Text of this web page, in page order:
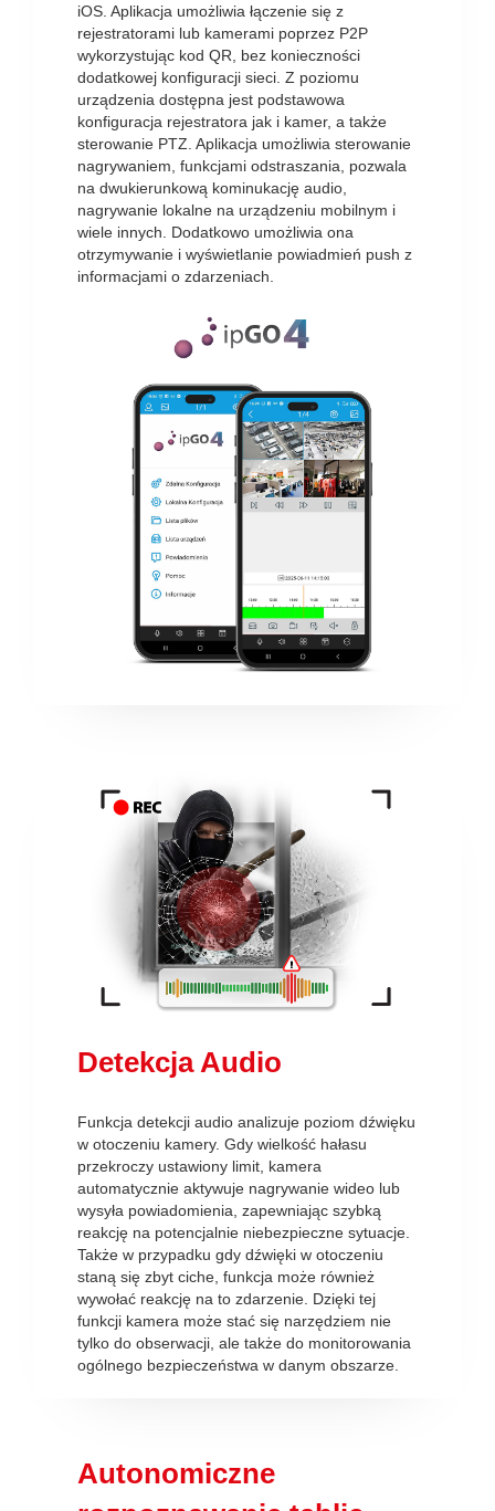
iOS. Aplikacja umożliwia łączenie się z
rejestratorami lub kamerami poprzez P2P
wykorzystując kod QR, bez konieczności
dodatkowej konfiguracji sieci. Z poziomu
urządzenia dostępna jest podstawowa
konfiguracja rejestratora jak i kamer, a także
sterowanie PTZ. Aplikacja umożliwia sterowanie
nagrywaniem, funkcjami odstraszania, pozwala
na dwukierunkową kominukację audio,
nagrywanie lokalne na urządzeniu mobilnym i
wiele innych. Dodatkowo umożliwia ona
otrzymywanie i wyświetlanie powiadmień push z
informacjami o zdarzeniach.
Detekcja Audio
Funkcja detekcji audio analizuje poziom dźwięku
w otoczeniu kamery. Gdy wielkość hałasu
przekroczy ustawiony limit, kamera
automatycznie aktywuje nagrywanie wideo lub
wysyła powiadomienia, zapewniając szybką
reakcję na potencjalnie niebezpieczne sytuacje.
Także w przypadku gdy dźwięki w otoczeniu
staną się zbyt ciche, funkcja może również
wywołać reakcję na to zdarzenie. Dzięki tej
funkcji kamera może stać się narzędziem nie
tylko do obserwacji, ale także do monitorowania
ogólnego bezpieczeństwa w danym obszarze.
Autonomiczne